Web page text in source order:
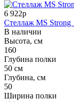
6 922р
Стеллаж MS Strong
В наличии
Высота, см
160
Глубина полки
50 см
Глубина, см
50
Ширина полки